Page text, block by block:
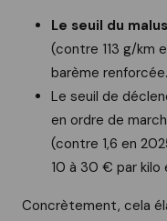
Le seuil du
(contre 113 g/km
barème renforcée.
Le seuil de
en ordre de
(contre 1,6 en
10 à 30 € par kilo
Concrètement, cela